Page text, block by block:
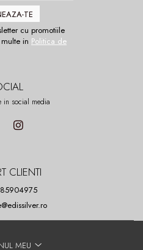
cu promotiile
in Politica de
in social media
CLIENTI
MEU